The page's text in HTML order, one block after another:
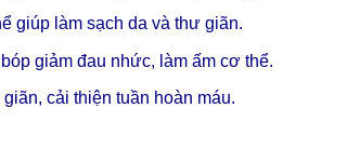
giúp làm sạch da và thư giãn.
giảm đau nhức, làm ấm cơ thể.
cải thiện tuần hoàn máu.